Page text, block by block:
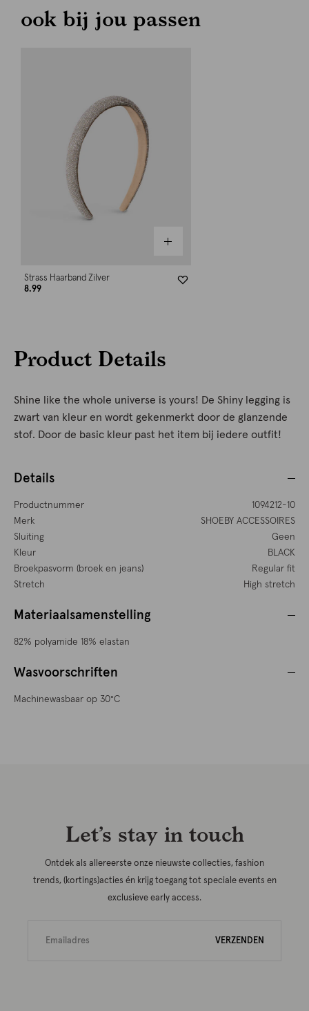
ook bij jou passen
Strass Haarband Zilver
8.99
Product Details
Shine like the whole universe is yours! De Shiny legging is
zwart van kleur en wordt gekenmerkt door de glanzende
stof. Door de basic kleur past het item bij iedere outfit!
Details
Productnummer
1094212-10
Merk
SHOEBY ACCESSOIRES
Sluiting
Geen
Kleur
BLACK
Broekpasvorm (broek en jeans)
Regular fit
Stretch
High stretch
Materiaalsamenstelling
82% polyamide 18% elastan
Wasvoorschriften
Machinewasbaar op 30°C
Let’s stay in touch
Ontdek als allereerste onze nieuwste collecties, fashion
trends, (kortings)acties én krijg toegang tot speciale events en
exclusieve early access.
VERZENDEN